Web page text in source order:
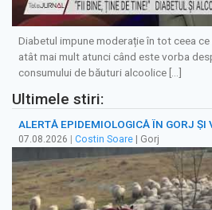
Diabetul impune moderație în tot ceea
atât mai mult atunci când este vorba
consumului de băuturi alcoolice […]
Ultimele stiri:
ALERTĂ EPIDEMIOLOGICĂ ÎN GORJ ȘI
07.08.2026 Costin Soare | Gorj